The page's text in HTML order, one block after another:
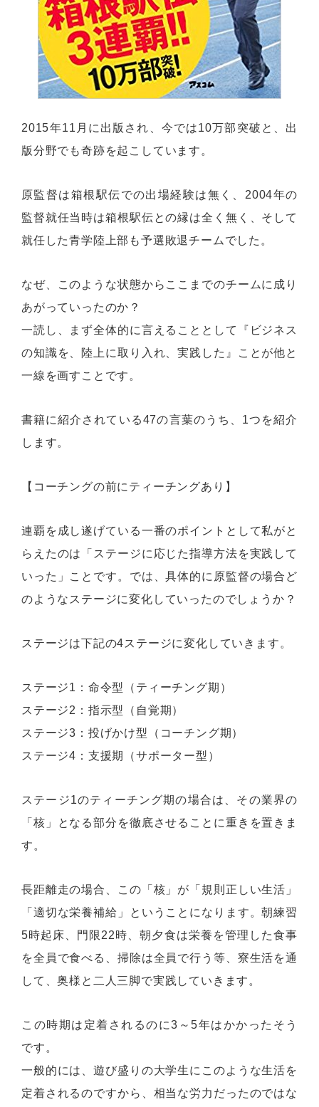
2015年11月に出版され、今では10万部突破と、出
版分野でも奇跡を起こしています。
原監督は箱根駅伝での出場経験は無く、2004年の
監督就任当時は箱根駅伝との縁は全く無く、そして
就任した青学陸上部も予選敗退チームでした。
なぜ、このような状態からここまでのチームに成り
あがっていったのか？
一読し、まず全体的に言えることとして『ビジネス
の知識を、陸上に取り入れ、実践した』ことが他と
一線を画すことです。
書籍に紹介されている47の言葉のうち、1つを紹介
します。
【コーチングの前にティーチングあり】
連覇を成し遂げている一番のポイントとして私がと
らえたのは「ステージに応じた指導方法を実践して
いった」ことです。では、具体的に原監督の場合ど
のようなステージに変化していったのでしょうか？
ステージは下記の4ステージに変化していきます。
ステージ1：命令型（ティーチング期）
ステージ2：指示型（自覚期）
ステージ3：投げかけ型（コーチング期）
ステージ4：支援期（サポーター型）
ステージ1のティーチング期の場合は、その業界の
「核」となる部分を徹底させることに重きを置きま
す。
長距離走の場合、この「核」が「規則正しい生活」
「適切な栄養補給」ということになります。朝練習
5時起床、門限22時、朝夕食は栄養を管理した食事
を全員で食べる、掃除は全員で行う等、寮生活を通
して、奥様と二人三脚で実践していきます。
この時期は定着されるのに3～5年はかかったそう
です。
一般的には、遊び盛りの大学生にこのような生活を
定着されるのですから、相当な労力だったのではな